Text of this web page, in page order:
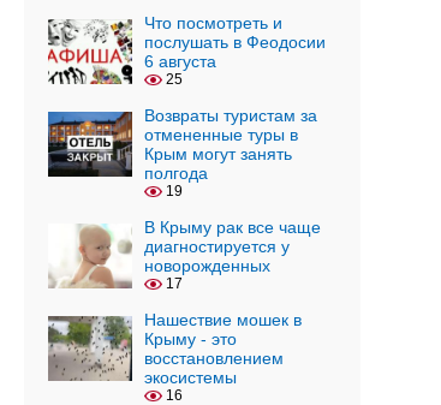
Что посмотреть и
послушать в Феодосии
6 августа
25
Возвраты туристам за
отмененные туры в
Крым могут занять
полгода
19
В Крыму рак все чаще
диагностируется у
новорожденных
17
Нашествие мошек в
Крыму - это
восстановлением
экосистемы
16